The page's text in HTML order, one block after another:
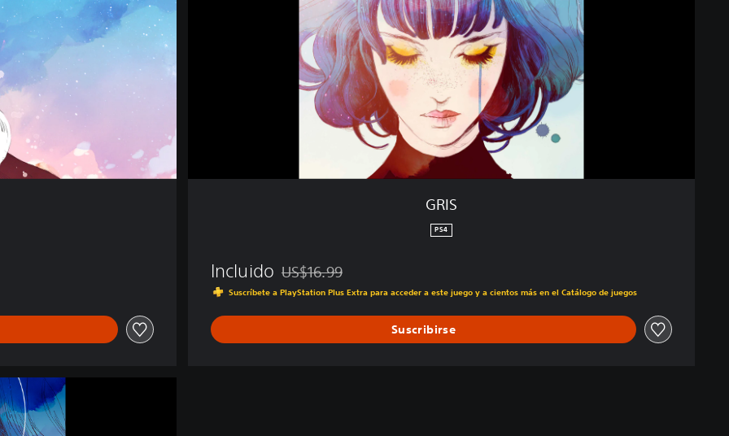
GRIS
PS4
Incluido Rebajado del precio original de US$16.99
US$16.99
Suscríbete a PlayStation Plus Extra para acceder a este juego y a cientos más en el Catálogo de juegos
Suscribirse